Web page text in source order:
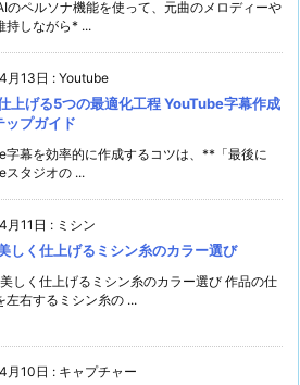
のペルソナ機能を使って、元曲のメロディーや
持しながら* ...
月13日 : Youtube
上げる5つの最適化工程 YouTube字幕作成
ップガイド
字幕を効率的に作成するコツは、**「最後に
スタジオの ...
月11日 : ミシン
しく仕上げるミシン糸のカラー選び
しく仕上げるミシン糸のカラー選び 作品の仕
左右するミシン糸の ...
月10日 : キャプチャー